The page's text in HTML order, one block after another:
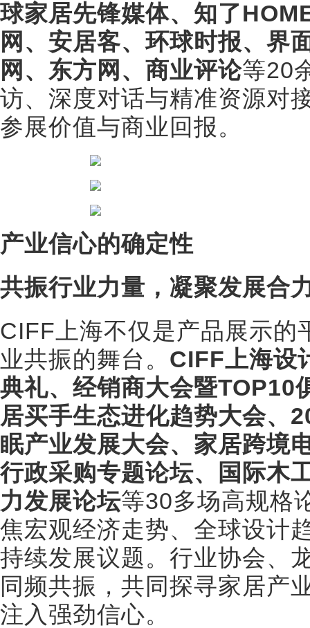
球家居先锋媒体、知了
网、安居客、环球时报、界
网、东方网、商业评论等20
访、深度对话与精准资源对
参展价值与商业回报。
产业信心的确定性
共振行业力量，凝聚发展合
CIFF上海不仅是产品展示的
业共振的舞台。 CIFF上海设
典礼、经销商大会暨TOP10
居买手生态进化趋势大会、
眠产业发展大会、家居跨境
行政采购专题论坛、国际木
力发展论坛等30多场高规格
焦宏观经济走势、全球设计
持续发展议题。行业协会、
同频共振，共同探寻家居产
注入强劲信心。